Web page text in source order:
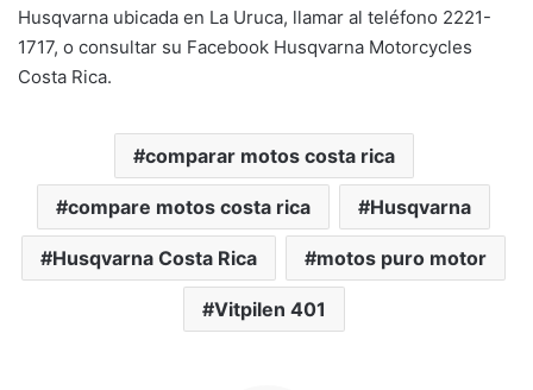
Husqvarna ubicada en La Uruca, llamar al teléfono 2221-
1717, o consultar su Facebook Husqvarna Motorcycles
Costa Rica.
comparar motos costa rica
compare motos costa rica Husqvarna
Husqvarna Costa Rica motos puro motor
Vitpilen 401